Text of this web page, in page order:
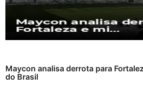
Maycon analisa derrota para
do Brasil